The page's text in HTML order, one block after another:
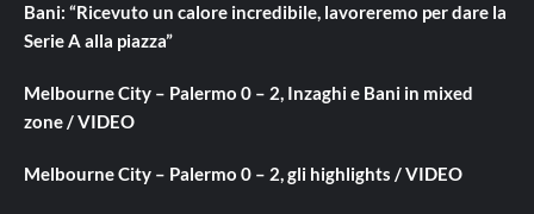
Bani: “Ricevuto un calore incredibile, lavoreremo per dare la
Serie A alla piazza”
Melbourne City – Palermo 0 – 2, Inzaghi e Bani in mixed
zone / VIDEO
Melbourne City – Palermo 0 – 2, gli highlights / VIDEO